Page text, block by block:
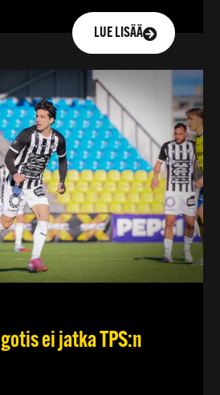
LUE LISÄÄ
ei jatka TPS:n